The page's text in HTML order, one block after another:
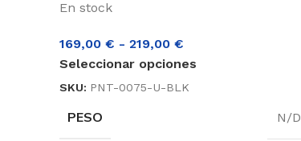
En stock
169,00 € - 219,00 €
Seleccionar opciones
SKU: PNT-0075-U-BLK
PESO N/D